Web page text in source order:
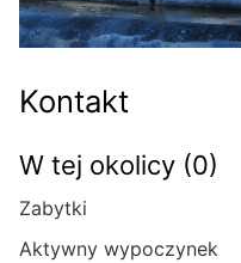
Kontakt
W tej okolicy (0)
Zabytki
Aktywny wypoczynek